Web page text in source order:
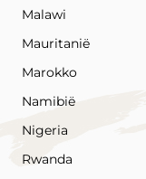
Malawi
Mauritanië
Marokko
Namibië
Nigeria
Rwanda